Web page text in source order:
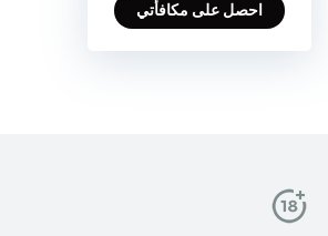
احصل على مكافأتي